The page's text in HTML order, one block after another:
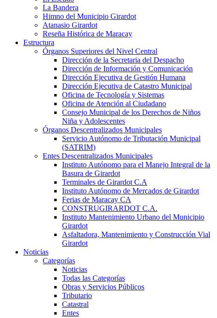
La Bandera
Himno del Municipio Girardot
Atanasio Girardot
Reseña Histórica de Maracay
Estructura
Órganos Superiores del Nivel Central
Dirección de la Secretaria del Despacho
Dirección de Información y Comunicación
Dirección Ejecutiva de Gestión Humana
Dirección Ejecutiva de Catastro Municipal
Oficina de Tecnología y Sistemas
Oficina de Atención al Ciudadano
Consejo Municipal de los Derechos de Niños
Niña y Adolescentes
Órganos Descentralizados Municipales
Servicio Autónomo de Tributación Municipal
(SATRIM)
Entes Descentralizados Municipales
Instituto Autónomo para el Manejo Integral de la
Basura de Girardot
Terminales de Girardot C.A
Instituto Autónomo de Mercados de Girardot
Ferias de Maracay CA
CONSTRUGIRARDOT C.A.
Instituto Mantenimiento Urbano del Municipio
Girardot
Asfaltadora, Mantenimiento y Construcción Vial
Girardot
Noticias
Categorías
Noticias
Todas las Categorías
Obras y Servicios Públicos
Tributario
Catastral
Entes